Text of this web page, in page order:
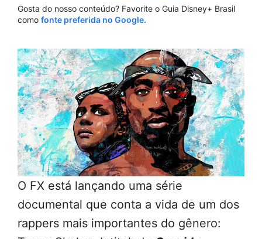
Gosta do nosso conteúdo? Favorite o Guia Disney+ Brasil
como fonte preferida no Google.
O FX está lançando uma série
documental que conta a vida de um dos
rappers mais importantes do gênero: